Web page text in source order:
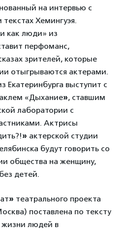
на интервью с
Хемингуэя.
как люди» из
перфоманс,
зрителей, которые
отыгрываются актерами.
Екатеринбурга выступит с
«Дыхание», ставшим
лаборатории с
Актрисы
» актерской студии
будут говорить со
общества на женщину,
детей.
» театрального проекта
поставлена по тексту
жизни людей в